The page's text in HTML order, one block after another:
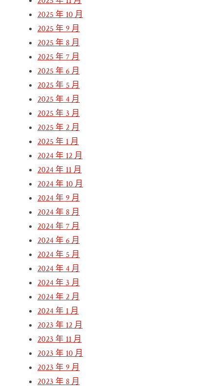
2025 年 10 月
2025 年 9 月
2025 年 8 月
2025 年 7 月
2025 年 6 月
2025 年 5 月
2025 年 4 月
2025 年 3 月
2025 年 2 月
2025 年 1 月
2024 年 12 月
2024 年 11 月
2024 年 10 月
2024 年 9 月
2024 年 8 月
2024 年 7 月
2024 年 6 月
2024 年 5 月
2024 年 4 月
2024 年 3 月
2024 年 2 月
2024 年 1 月
2023 年 12 月
2023 年 11 月
2023 年 10 月
2023 年 9 月
2023 年 8 月